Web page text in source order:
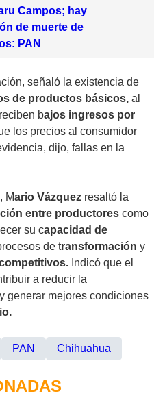
Campos; hay
de muerte de
PAN
señaló la existencia de
de productos básicos, al
bajos ingresos por
los precios al consumidor
dijo, fallas en la
Mario Vázquez resaltó la
entre productores como
su capacidad de
de transformación y
Indicó que el
a reducir la
y generar mejores condiciones
PAN Chihuahua